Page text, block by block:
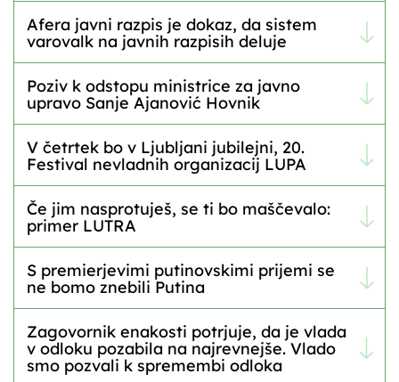
Afera javni razpis je dokaz, da sistem
varovalk na javnih razpisih deluje
Poziv k odstopu ministrice za javno
upravo Sanje Ajanović Hovnik
V četrtek bo v Ljubljani jubilejni, 20.
Festival nevladnih organizacij LUPA
Če jim nasprotuješ, se ti bo maščevalo:
primer LUTRA
S premierjevimi putinovskimi prijemi se
ne bomo znebili Putina
Zagovornik enakosti potrjuje, da je vlada
v odloku pozabila na najrevnejše. Vlado
smo pozvali k spremembi odloka